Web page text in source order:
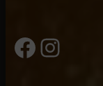
Facebook Instagram